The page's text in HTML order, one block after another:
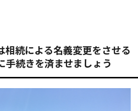
相続による名義変更をさせる
手続きを済ませましょう